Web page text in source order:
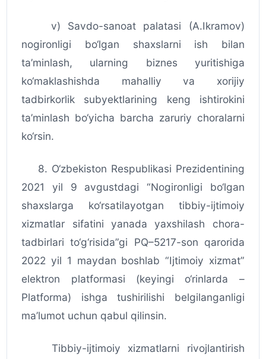
v) Savdo-sanoat palatasi (A.Ikramov)
nogironligi bo‘lgan shaxslarni ish bilan
ta’minlash, ularning biznes yuritishiga
ko‘maklashishda mahalliy va xorijiy
tadbirkorlik subyektlarining keng ishtirokini
ta’minlash bo‘yicha barcha zaruriy choralarni
ko‘rsin.
8. O‘zbekiston Respublikasi Prezidentining
2021 yil 9 avgustdagi “Nogironligi bo‘lgan
shaxslarga ko‘rsatilayotgan tibbiy-ijtimoiy
xizmatlar sifatini yanada yaxshilash chora-
tadbirlari to‘g‘risida”gi PQ–5217-son qarorida
2022 yil 1 maydan boshlab “Ijtimoiy xizmat”
elektron platformasi (keyingi o‘rinlarda –
Platforma) ishga tushirilishi belgilanganligi
ma’lumot uchun qabul qilinsin.
Tibbiy-ijtimoiy xizmatlarni rivojlantirish